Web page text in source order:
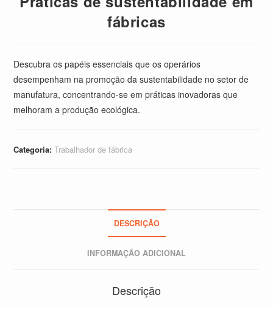
fábricas
Descubra os papéis essenciais que os operários
desempenham na promoção da sustentabilidade no setor de
manufatura, concentrando-se em práticas inovadoras que
melhoram a produção ecológica.
Categoria:Trabalhador de fábrica
DESCRIÇÃO
INFORMAÇÃO ADICIONAL
Descrição